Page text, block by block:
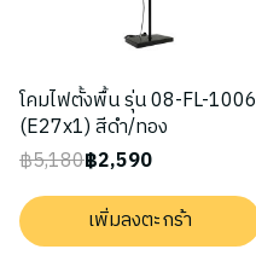
โคมไฟตั้งพื้น รุ่น 08-FL-1006
(E27x1) สีดำ/ทอง
฿5,180฿2,590
เพิ่มลงตะกร้า